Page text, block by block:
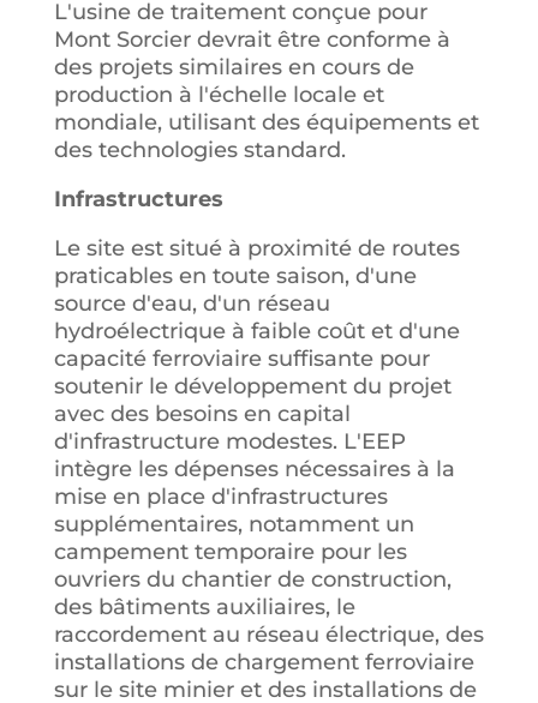
L'usine de traitement conçue pour
Mont Sorcier devrait être conforme à
des projets similaires en cours de
production à l'échelle locale et
mondiale, utilisant des équipements et
des technologies standard.
Infrastructures
Le site est situé à proximité de routes
praticables en toute saison, d'une
source d'eau, d'un réseau
hydroélectrique à faible coût et d'une
capacité ferroviaire suffisante pour
soutenir le développement du projet
avec des besoins en capital
d'infrastructure modestes. L'EEP
intègre les dépenses nécessaires à la
mise en place d'infrastructures
supplémentaires, notamment un
campement temporaire pour les
ouvriers du chantier de construction,
des bâtiments auxiliaires, le
raccordement au réseau électrique, des
installations de chargement ferroviaire
sur le site minier et des installations de